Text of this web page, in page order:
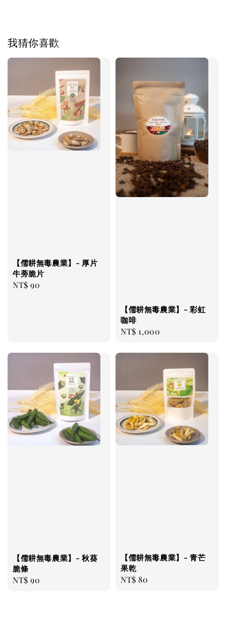
我猜你喜歡
【儒耕無毒農業】- 厚片
牛蒡脆片
Regular
NT$ 90
【儒耕無毒農業】- 彩虹
咖啡
Regular
NT$ 1,000
【儒耕無毒農業】- 秋葵
脆條
Regular
NT$ 90
【儒耕無毒農業】- 青芒
果乾
Regular
NT$ 80